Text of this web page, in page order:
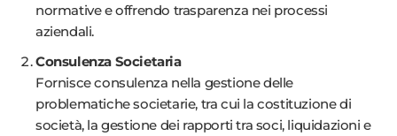
normative e offrendo trasparenza nei processi
aziendali.
Consulenza Societaria
Fornisce consulenza nella gestione delle
problematiche societarie, tra cui la costituzione di
società, la gestione dei rapporti tra soci, liquidazioni e